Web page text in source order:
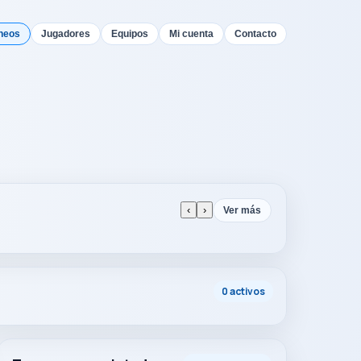
Jugadores Equipos Mi cuenta Contacto
‹ › Ver más
0 activos